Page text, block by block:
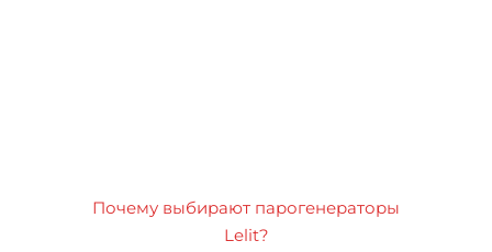
Почему выбирают парогенераторы
Lelit?